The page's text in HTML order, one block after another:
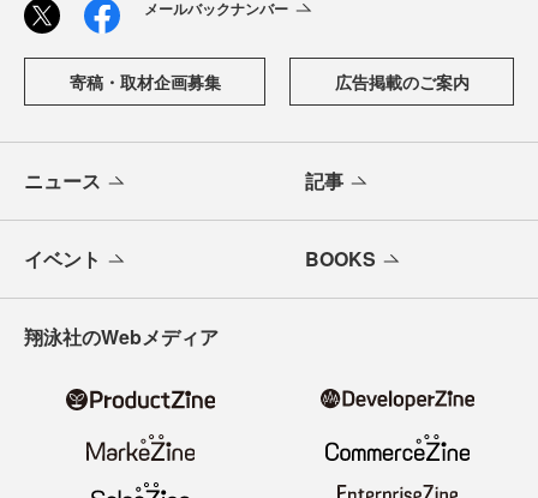
メールバックナンバー
寄稿・取材企画募集 広告掲載のご案内
ニュース 記事
イベント BOOKS
翔泳社のWebメディア